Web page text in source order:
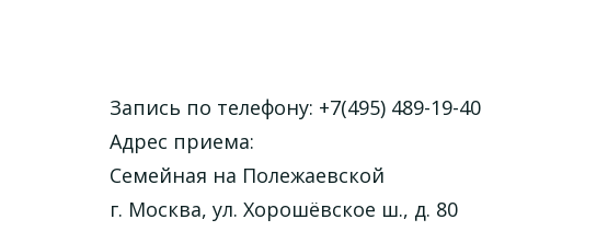
Запись по телефону: +7(495) 489-19-40
Адрес приема:
Семейная на Полежаевской
г. Москва, ул. Хорошёвское ш., д. 80